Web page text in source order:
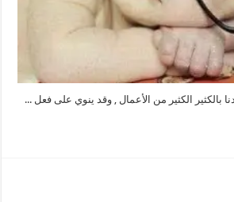
بالكثير الكثير من الأعمال , وقد ينوي على فعل ...